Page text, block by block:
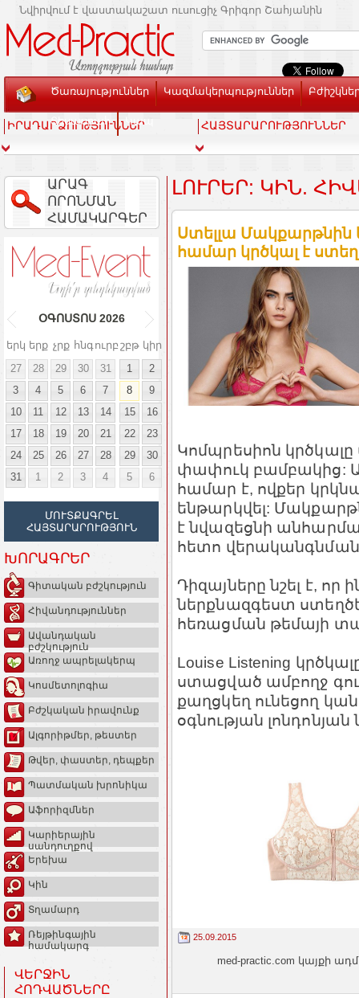
Նվիրվում է վաստակաշատ ուսուցիչ Գրիգոր Շահյանին
Ծառայություններ Կազմակերպություններ
Տեսասրահ Կապ
ԻՐԱԴԱՐՁՈՒԹՅՈՒՆՆԵՐ ՀԱՅՏԱՐԱՐՈՒԹՅՈՒՆՆԵՐ
ԱՐԱԳ
ՈՐՈՆՄԱՆ
ՀԱՄԱԿԱՐԳԵՐ
ՕԳՈՍՏՈՍ 2026
երկ երք չրք հնգուրբ շբթ կիր
27
28 29 30 31 1
2
3
4 5 6 7 8
9
10
11 12 13 14 15
16
17
18 19 20 21 22
23
24
25 26 27 28 29
30
31
1 2 3 4 5 6
ՄՈՒՏՔԱԳՐԵԼ
ՀԱՅՏԱՐԱՐՈՒԹՅՈՒՆ
ԽՈՐԱԳՐԵՐ
Գիտական բժշկություն
Հիվանդություններ
Ավանդական
բժշկություն
Առողջ ապրելակերպ
Կոսմետոլոգիա
Բժշկական իրավունք
Ալգորիթմեր, թեստեր
Թվեր, փաստեր, դեպքեր
Պատմական խրոնիկա
Աֆորիզմներ
Կարիերային
սանդուղքով
Երեխա
Կին
Տղամարդ
Ռեյթինգային
համակարգ
ՎԵՐՋԻՆ
ՀՈԴՎԱԾՆԵՐԸ
ԼՈՒՐԵՐ: ԿԻՆ.
Ստելլա Մակքարթնին
համար կրծկալ է
Կոմպրեսիոն
փափուկ բամբակից:
համար է, ովքեր
ենթարկվել:
է նվազեցնի
հետո վերականգնման
Դիզայները նշել է, որ
ներքնազգեստ
հեռացման թեմայի
Louise Listening
ստացված ամբողջ
քաղցկեղ ունեցող
օգնության
25.09.2015
med-practic.com կայքի